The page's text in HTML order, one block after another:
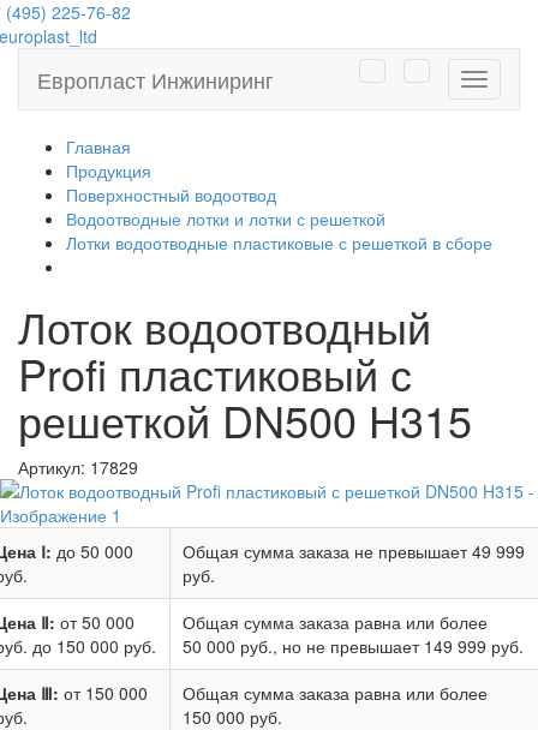
(495) 225-76-82
Европласт Инжиниринг
Главная
Продукция
Поверхностный водоотвод
Водоотводные лотки и лотки с решеткой
Лотки водоотводные пластиковые с решеткой в сборе
Лоток водоотводный
Profi пластиковый с
решеткой DN500 H315
Артикул: 17829
Ⅰ: до 50 000
Общая сумма заказа не превышает49 999
руб.
Ⅱ: от 50 000
до 150 000 руб.
Общая сумма заказа равна или более
50 000 руб., но не превышает 149 999 руб.
Ⅲ: от 150 000
Общая сумма заказа равна или более
150 000 руб.